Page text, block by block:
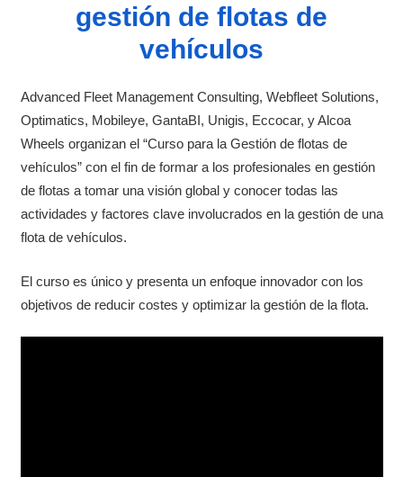
gestión de flotas de
vehículos
Advanced Fleet Management Consulting, Webfleet Solutions,
Optimatics, Mobileye, GantaBI, Unigis, Eccocar, y Alcoa
Wheels organizan el “Curso para la Gestión de flotas de
vehículos” con el fin de formar a los profesionales en gestión
de flotas a tomar una visión global y conocer todas las
actividades y factores clave involucrados en la gestión de una
flota de vehículos.
El curso es único y presenta un enfoque innovador con los
objetivos de reducir costes y optimizar la gestión de la flota.